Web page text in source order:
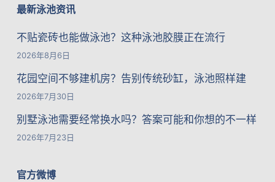
最新泳池资讯
不贴瓷砖也能做泳池？这种泳池胶膜正在流行
2026年8月6日
花园空间不够建机房？告别传统砂缸，泳池照样建
2026年7月30日
别墅泳池需要经常换水吗？答案可能和你想的不一样
2026年7月23日
官方微博